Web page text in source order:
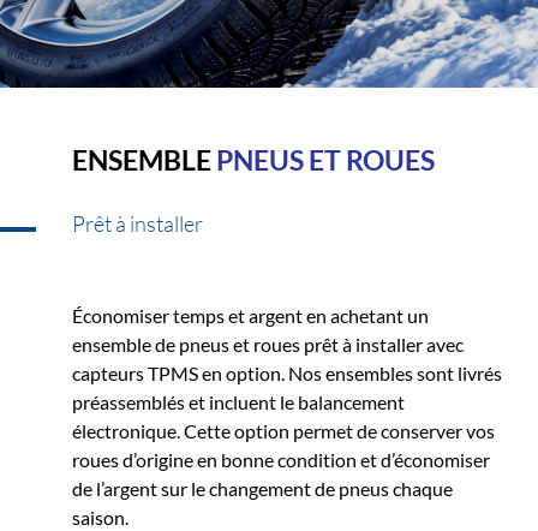
ENSEMBLEPNEUS ET ROUES
Prêt à installer
Économiser temps et argent en achetant un
ensemble de pneus et roues prêt à installer avec
capteurs TPMS en option. Nos ensembles sont livrés
préassemblés et incluent le balancement
électronique. Cette option permet de conserver vos
roues d’origine en bonne condition et d’économiser
de l’argent sur le changement de pneus chaque
saison.